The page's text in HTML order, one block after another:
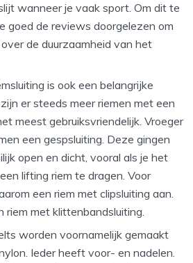
wanneer je vaak sport. Om dit te
goed de reviews doorgelezen om
de duurzaamheid van het
is ook een belangrijke
er steeds meer riemen met een
meest gebruiksvriendelijk. Vroeger
een gespsluiting. Deze gingen
open en dicht, vooral als je het
lifting riem te dragen. Voor
een riem met clipsluiting aan.
riem met klittenbandsluiting.
worden voornamelijk gemaakt
Ieder heeft voor- en nadelen.